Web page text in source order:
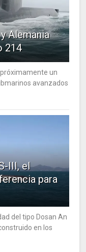
Alemania
214
un
avanzados
III, el
para
del tipo Dosan An
en los